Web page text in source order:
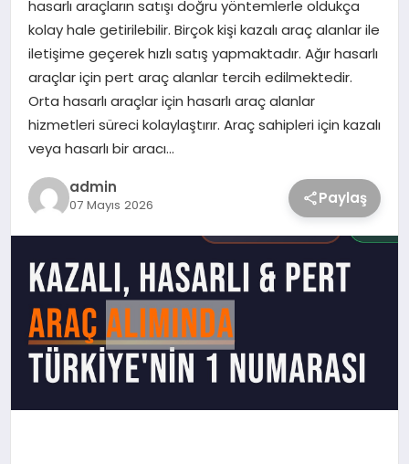
YAŞAM
hasarlı araçların satışı doğru yöntemlerle oldukça
kolay hale getirilebilir. Birçok kişi kazalı araç alanlar ile
iletişime geçerek hızlı satış yapmaktadır. Ağır hasarlı
araçlar için pert araç alanlar tercih edilmektedir.
Orta hasarlı araçlar için hasarlı araç alanlar
hizmetleri süreci kolaylaştırır. Araç sahipleri için kazalı
veya hasarlı bir aracı…
admin
07 Mayıs 2026 Paylaş